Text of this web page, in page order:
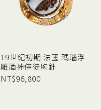
19世紀初期 法國 瑪瑙浮
雕酒神侍徒胸針
NT$96,800